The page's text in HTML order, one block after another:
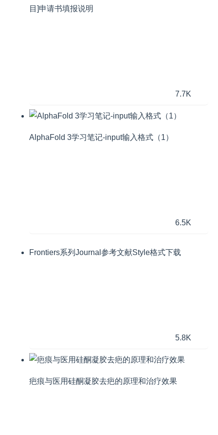
目]申请书填报说明
7.7K
AlphaFold 3学习笔记-input输入格式（1）
6.5K
Frontiers系列Journal参考文献Style格式下载
5.8K
疤痕与医用硅酮凝胶去疤的原理和治疗效果